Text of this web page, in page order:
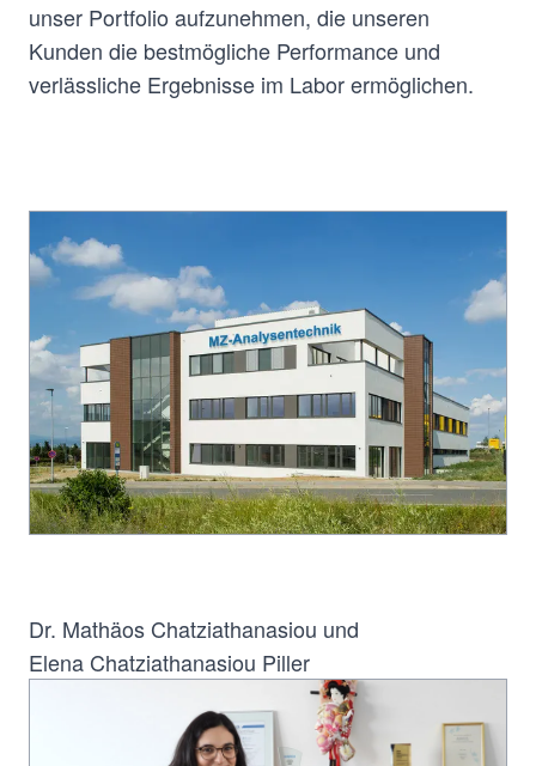
unser Portfolio aufzunehmen, die unseren
Kunden die bestmögliche Performance und
verlässliche Ergebnisse im Labor ermöglichen.
Dr. Mathäos Chatziathanasiou und
Elena Chatziathanasiou Piller